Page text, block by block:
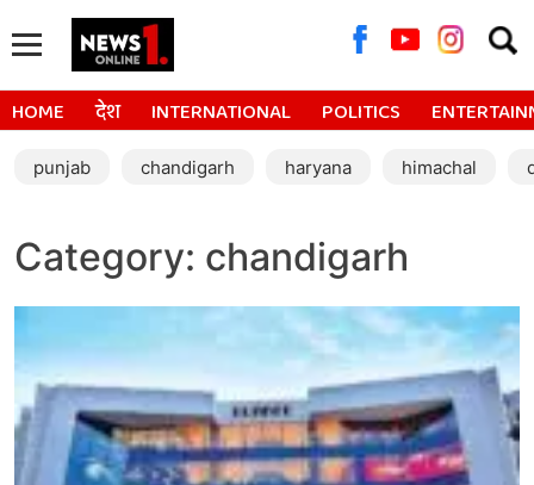
for:
HOME देश INTERNATIONAL POLITICS
punjab chandigarh haryana himachal
Category: chandigarh